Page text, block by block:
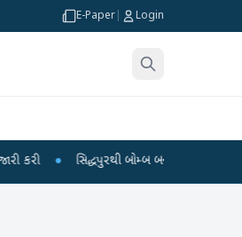
E-Paper Login
● સિદ્ધપુરથી બોમ્બ બનાવવાની સામગ્રી સાથે